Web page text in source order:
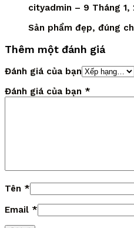
cityadmin – 9 Tháng 1,
Sản phẩm đẹp, đúng
Thêm một đánh giá
Đánh giá của bạn
Đánh giá của bạn *
Tên *
Email *